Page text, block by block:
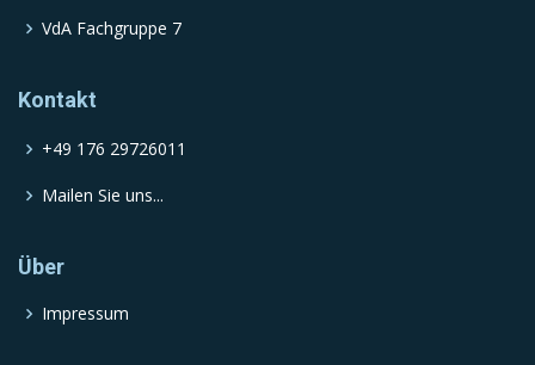
VdA Fachgruppe 7
Kontakt
+49 176 29726011
Mailen Sie uns...
Über
Impressum